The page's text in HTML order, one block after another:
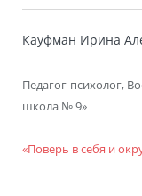
Кауфман Ирина
Педагог-психолог,
школа № 9»
«Поверь в себя и